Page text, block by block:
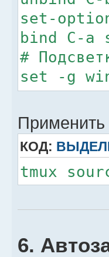
set-
bind C-a
#
set -g
#
set -g
Применить
КОД:
tmux
6.